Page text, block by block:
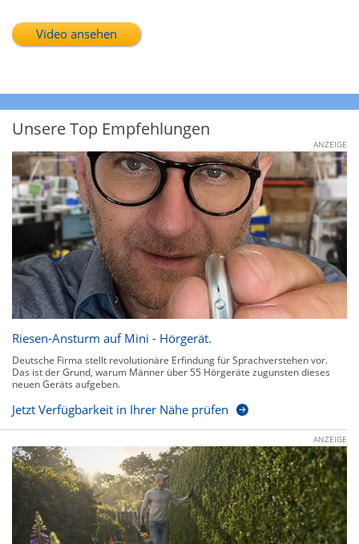
Video ansehen
Unsere Top Empfehlungen
ANZEIGE
Riesen-Ansturm auf Mini - Hörgerät.
Deutsche Firma stellt revolutionäre Erfindung für Sprachverstehen vor.
Das ist der Grund, warum Männer über 55 Hörgeräte zugunsten dieses
neuen Geräts aufgeben.
Jetzt Verfügbarkeit in Ihrer Nähe prüfen
ANZEIGE